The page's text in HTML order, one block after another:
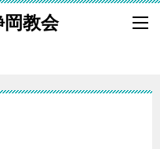
岡教会